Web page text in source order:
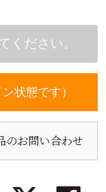
状態です）
のお問い合わせ